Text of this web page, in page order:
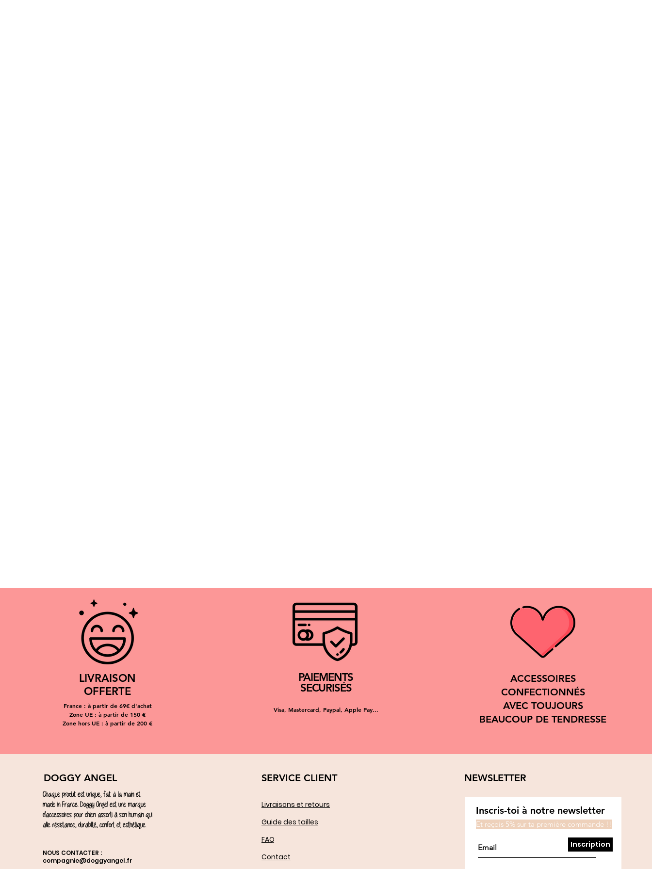
LIVRAISON
OFFERTE
France : à partir de 69€ d'achat
Zone UE : à partir de 150 €
Zone hors UE : à partir de 200 €
PAIEMENTS
SECURISÉS
Visa, Mastercard, Paypal, Apple Pay...
ACCESSOIRES
CONFECTIONNÉS
AVEC TOUJOURS
BEAUCOUP DE TENDRESSE
DOGGY ANGEL
Chaque produit est unique, fait à la main et
made in France. Doggy Angel est une marque
d'accessoires pour chien assorti à son humain qui
allie résistance, durabilité, confort et esthétique.
NOUS CONTACTER :
compagnie@doggyangel.fr
SERVICE CLIENT
Livraisons et retours
Guide des tailles
FAQ
Contact
NEWSLETTER
Inscris-toi à notre newsletter
Et reçois 5% sur ta première commande !!
Inscription